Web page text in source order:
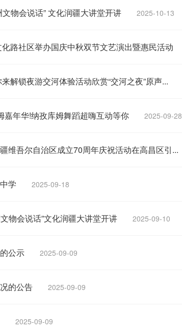
物会说话” 文化润疆大讲堂开讲 2025-10-13
路社区举办国庆中秋双节文艺演出暨惠民活动
解锁夜游交河体验活动欣赏“交河之夜”原声...
年华!纳孜库姆舞蹈超嗨互动等你 2025-09-28
维吾尔自治区成立70周年庆祝活动在高昌区引...
学 2025-09-18
物会说话”文化润疆大讲堂开讲 2025-09-10
公示 2025-09-09
的公告 2025-09-09
2025-09-09